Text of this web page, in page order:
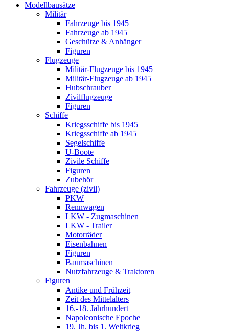
Modellbausätze
Militär
Fahrzeuge bis 1945
Fahrzeuge ab 1945
Geschütze & Anhänger
Figuren
Flugzeuge
Militär-Flugzeuge bis 1945
Militär-Flugzeuge ab 1945
Hubschrauber
Zivilflugzeuge
Figuren
Schiffe
Kriegsschiffe bis 1945
Kriegsschiffe ab 1945
Segelschiffe
U-Boote
Zivile Schiffe
Figuren
Zubehör
Fahrzeuge (zivil)
PKW
Rennwagen
LKW - Zugmaschinen
LKW - Trailer
Motorräder
Eisenbahnen
Figuren
Baumaschinen
Nutzfahrzeuge & Traktoren
Figuren
Antike und Frühzeit
Zeit des Mittelalters
16.-18. Jahrhundert
Napoleonische Epoche
19. Jh. bis 1. Weltkrieg